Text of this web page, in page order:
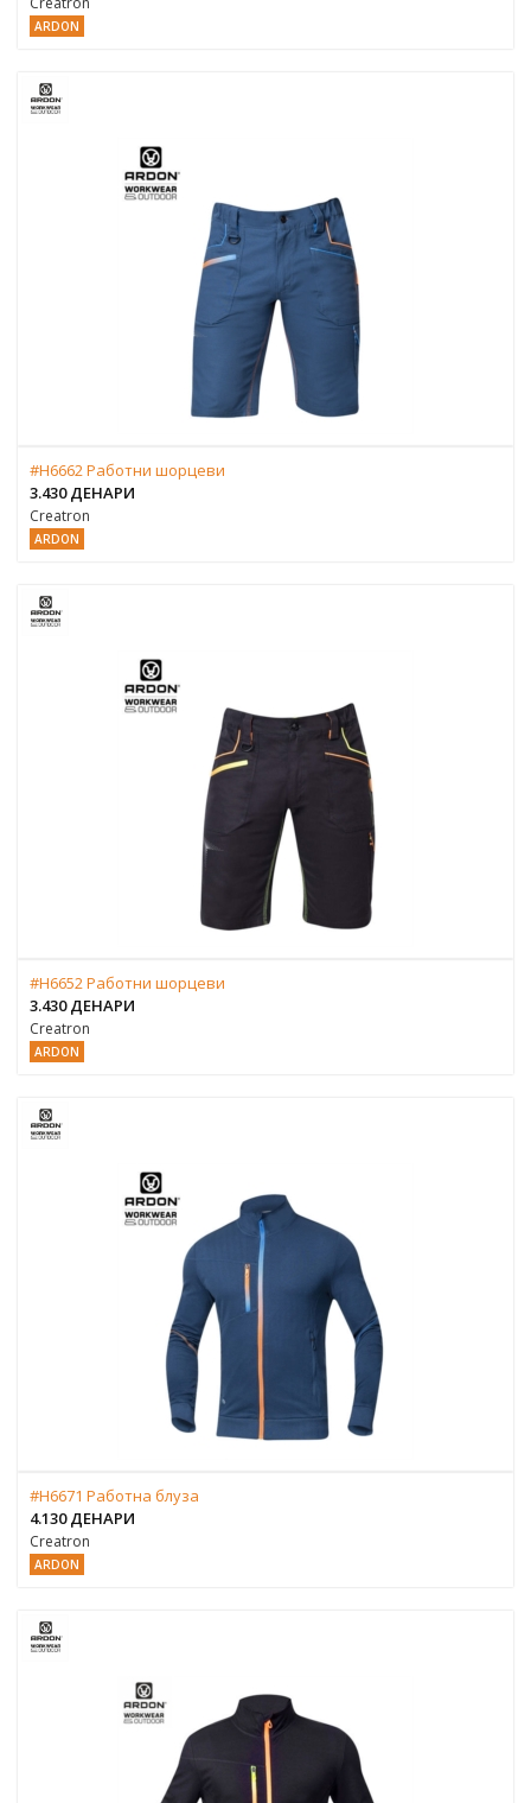
ARDON
#H6662 Работни шорцеви
3.430 ДЕНАРИ
Creatron
ARDON
#H6652 Работни шорцеви
3.430 ДЕНАРИ
Creatron
ARDON
#H6671 Работна блуза
4.130 ДЕНАРИ
Creatron
ARDON